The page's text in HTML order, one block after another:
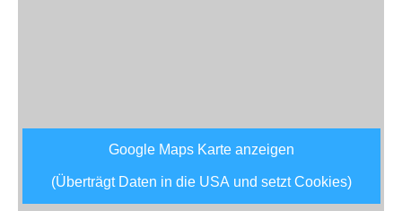
Google Maps Karte anzeigen
(Überträgt Daten in die USA und setzt Cookies)